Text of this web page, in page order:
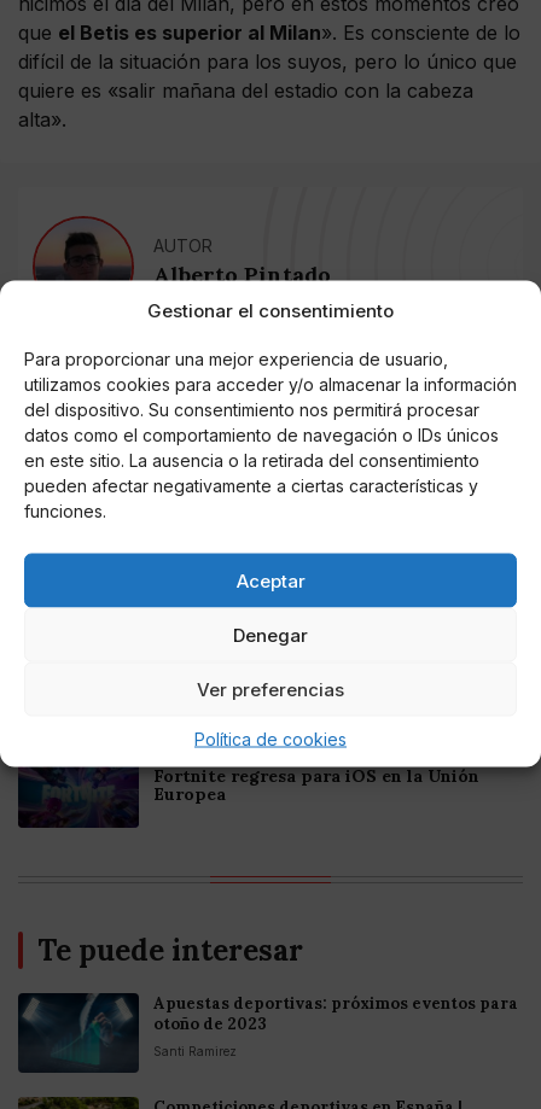
Gestionar el consentimiento
Para proporcionar una mejor experiencia de usuario,
utilizamos cookies para acceder y/o almacenar la información
del dispositivo. Su consentimiento nos permitirá procesar
datos como el comportamiento de navegación o IDs únicos
en este sitio. La ausencia o la retirada del consentimiento
pueden afectar negativamente a ciertas características y
funciones.
Aceptar
Denegar
Ver preferencias
Política de cookies
que el Betis es superior al Milan». Es consciente de lo
difícil de la situación para los suyos, pero lo único que
quiere es «salir mañana del estadio con la cabeza
alta».
AUTOR
Alberto Pintado
Noticias relacionadas
Online Casino
Mejores Cripto Casinos Online en
Colombia 2025: Bitcoin Casinos
Mejores Casinos Online con Bitcoin y
Criptomonedas en Argentina 2025
criptomonedas y Bitcoin en México 2025
Fortnite regresa para iOS en la Unión
Europea
Te puede interesar
Apuestas deportivas: próximos eventos para
otoño de 2023
Santi Ramirez